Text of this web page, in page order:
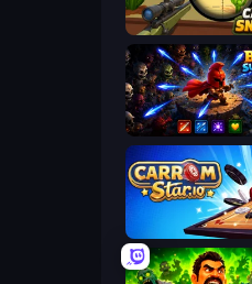
Camo Sniper
Carrom Stars.io